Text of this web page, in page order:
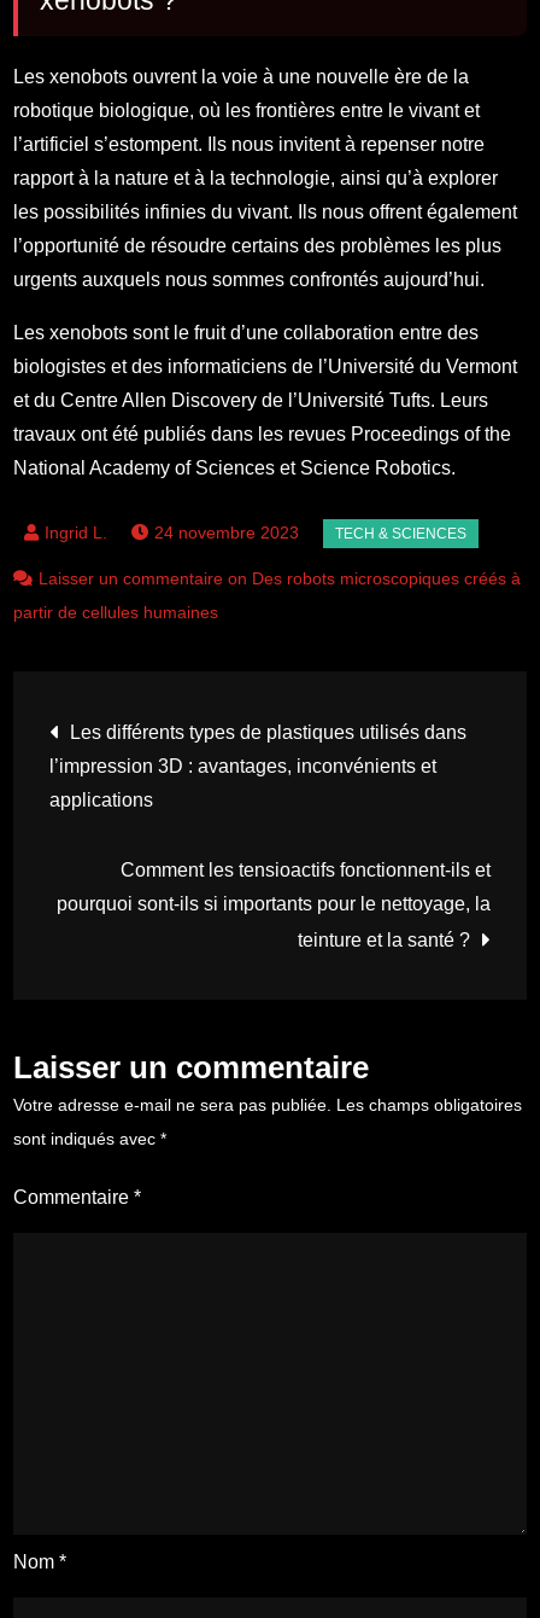
Les xenobots ouvrent la voie à une nouvelle ère de la
robotique biologique, où les frontières entre le vivant et
l’artificiel s’estompent. Ils nous invitent à repenser notre
rapport à la nature et à la technologie, ainsi qu’à explorer
les possibilités infinies du vivant. Ils nous offrent également
l’opportunité de résoudre certains des problèmes les plus
urgents auxquels nous sommes confrontés aujourd’hui.
Les xenobots sont le fruit d’une collaboration entre des
biologistes et des informaticiens de l’Université du Vermont
et du Centre Allen Discovery de l’Université Tufts. Leurs
travaux ont été publiés dans les revues Proceedings of the
National Academy of Sciences et Science Robotics.
24 novembre 2023
Laisser un commentaire on Des robots microscopiques créés à
partir de cellules humaines
Navigation
de
l’article
Les différents types de plastiques utilisés dans
l’impression 3D : avantages, inconvénients et
applications
Comment les tensioactifs fonctionnent-ils et
pourquoi sont-ils si importants pour le nettoyage, la
teinture et la santé ?
Laisser un commentaire
Votre adresse e-mail ne sera pas publiée. Les champs obligatoires
sont indiqués avec*
Commentaire*
Nom*